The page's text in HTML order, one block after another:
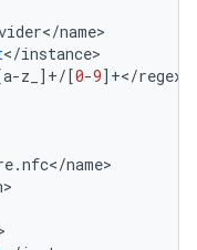
</name>
</instance>
a-z_ ] +/[0-9] +</regex
.nfc</name>
>